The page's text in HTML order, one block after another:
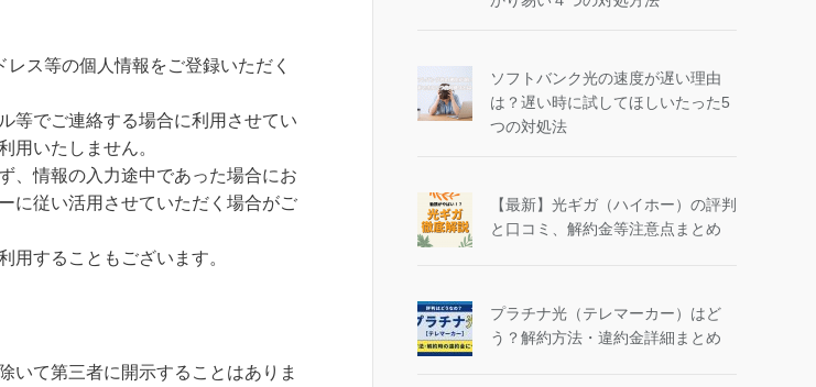
ス等の個人情報をご登録いただく
等でご連絡する場合に利用させてい
用いたしません。
、情報の入力途中であった場合にお
に従い活用させていただく場合がご
用することもございます。
いて第三者に開示することはありま
ソフトバンク光の速度が遅い理由
は？遅い時に試してほしいたった5
つの対処法
【最新】光ギガ（ハイホー）の評判
と口コミ、解約金等注意点まとめ
プラチナ光（テレマーカー）はど
う？解約方法・違約金詳細まとめ